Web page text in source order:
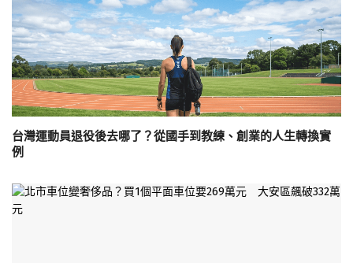
台灣運動員退役後去哪了？從國手到教練、創業的人生轉換實
例